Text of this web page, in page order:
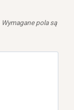
Wymagane pola są